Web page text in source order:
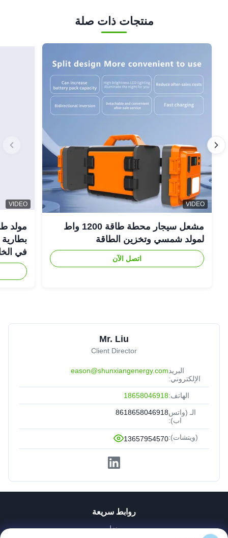
منتجات ذات صلة
VIDEO
مشعل سيجار محطة طاقة 1200 واط
لمولد شمسي وتخزين الطاقة
اتصل الآن
VIDEO
في
Mr. Liu
Client Director
البريد
الإلكتروني:
eason@shunxiangenergy.com
الهاتف:18658046918
الـ (واتس
اب):
8618658046918
(ويتشات):13657954570
روابط سريعة
منزل